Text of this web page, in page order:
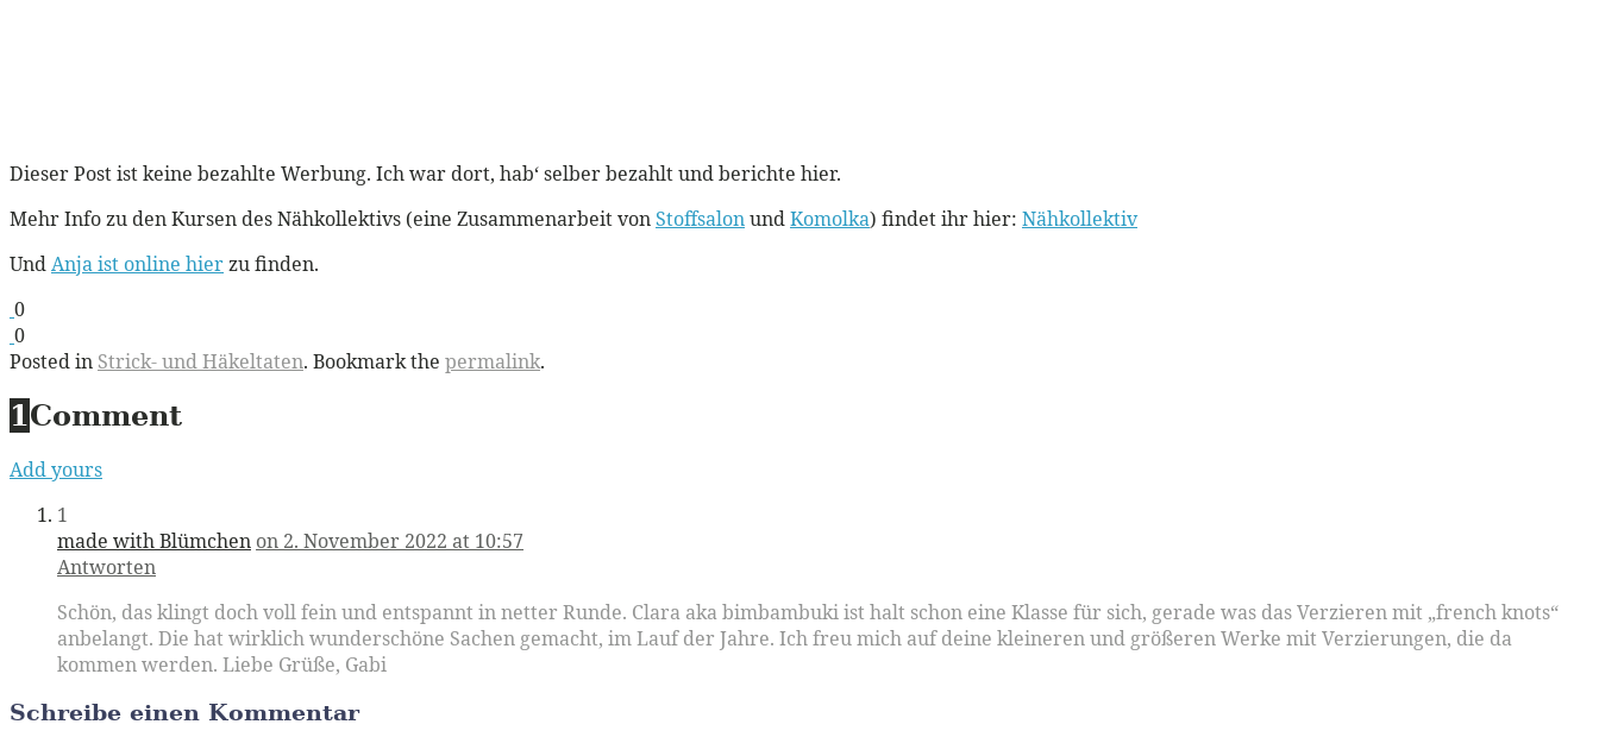
Dieser Post ist keine bezahlte Werbung. Ich war dort, hab‘ selber bezahlt und berichte hier.
Mehr Info zu den Kursen des Nähkollektivs (eine Zusammenarbeit vonStoffsalonundKomolka) findet ihr hier: Nähkollektiv
UndAnja ist online hierzu finden.
0
0
Posted in Strick- und Häkeltaten. Bookmark the permalink.
1 Comment
Add yours
1
made with Blümchen on 2. November 2022 at 10:57
Antworten
Schön, das klingt doch voll fein und entspannt in netter Runde. Clara aka bimbambuki ist halt schon eine Klasse für sich, gerade was das Verzieren mit „french knots“
anbelangt. Die hat wirklich wunderschöne Sachen gemacht, im Lauf der Jahre. Ich freu mich auf deine kleineren und größeren Werke mit Verzierungen, die da
kommen werden. Liebe Grüße, Gabi
Schreibe einen Kommentar